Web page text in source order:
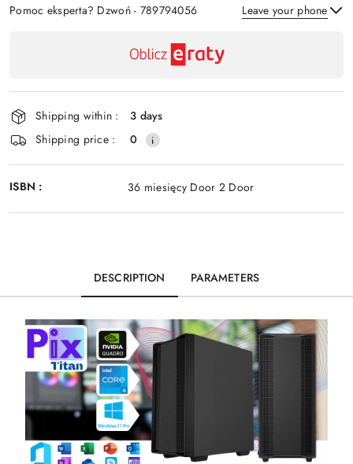
Pomoc eksperta? Dzwoń - 789794056 Leave your phone
and
delivery
Shipping within :
3 days
Shipping price :
0
ISBN : 36 miesięcy Door 2 Door
DESCRIPTION PARAMETERS